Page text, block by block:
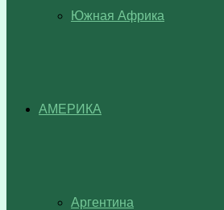
Южная Африка
АМЕРИКА
Аргентина